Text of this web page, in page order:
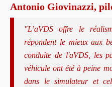
Antonio Giovinazzi,
"L’aVDS offre le
répondent le mieux aux
conduite de l'aVDS, les
véhicule ont été à peine
dans le simulateur et